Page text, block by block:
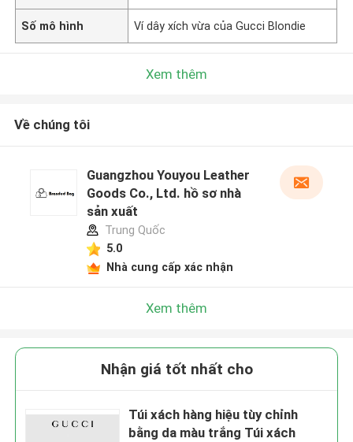
Số mô hình Ví dây xích vừa của Gucci Blondie
Xem thêm
Về chúng tôi
Guangzhou Youyou Leather
Goods Co., Ltd. hồ sơ nhà
sản xuất
Trung Quốc
5.0
Nhà cung cấp xác nhận
Xem thêm
Nhận giá tốt nhất cho
Túi xách hàng hiệu tùy chỉnh
bằng da màu trắng Túi xách